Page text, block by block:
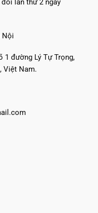
lần thứ 2 ngày
Nội
1 đường Lý Tự Trọng,
Việt Nam.